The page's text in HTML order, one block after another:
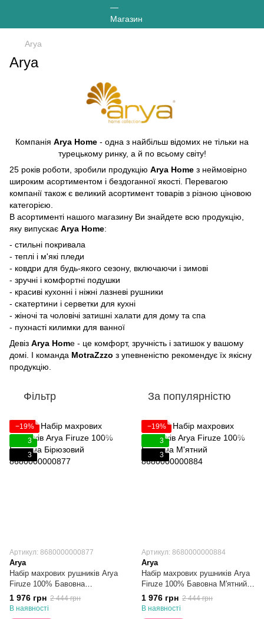
Arya
Arya
Компанія Arya Home - одна з найбільш відомих не тільки на
турецькому ринку, а й по всьому світу!
25 років роботи, зробили продукцію Arya Home з неймовірно
широким асортиментом і бездоганної якості. Перевагою
компанії також є великий асортимент товарів з різною ціновою
категорією.
В асортименті нашого магазину Ви знайдете всю продукцію,
яку випускає Arya Home:
- стильні покривала
- теплі і м'які пледи
- ковдри для будь-якого сезону, включаючи і зимові
- зручні і комфортні подушки
- красиві кухонні і ніжні лазневі рушники
- скатертини і серветки для кухні
- жіночі та чоловічі затишні халати для дому та спа
- пухнасті килимки для ванної
Девіз Arya Home - це комфорт, зручність і затишок у вашому
домі. І команда MotraZzzo з упевненістю рекомендує їх якісну
продукцію.
Фільтр За популярністю
−19%
3
3
Артикул: 8680000000877
Arya
Набір махрових рушників Arya
Firuze 100% Бавовна
Бірюзовий 50Х90 + 70Х140
1 976 грн 2 444 грн
В наявності
−19%
3
3
Артикул: 8680000000884
Arya
Набір махрових рушників Arya
Firuze 100% Бавовна М'ятний
50Х90 + 70Х140
1 976 грн 2 444 грн
В наявності